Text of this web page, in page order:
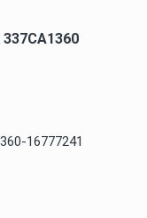
16777241